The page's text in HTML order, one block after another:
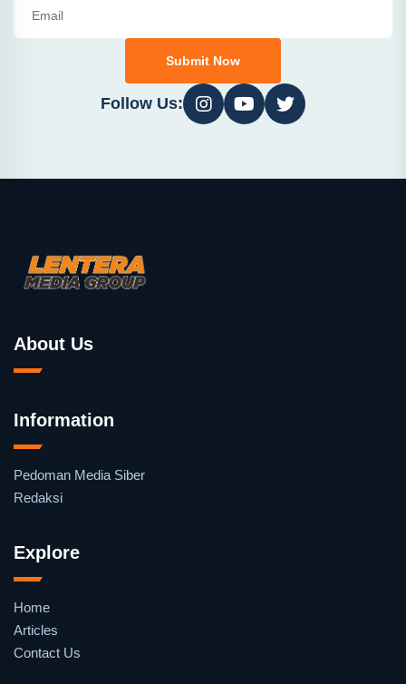
Submit Now
Follow Us:
About Us
Information
Pedoman Media Siber
Redaksi
Explore
Home
Articles
Contact Us